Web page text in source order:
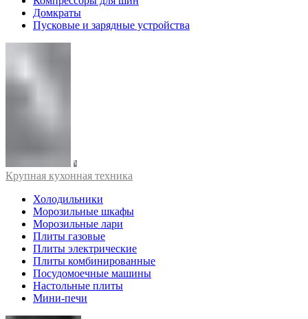
Домкраты
Пусковые и зарядные устройства
Крупная кухонная техника
Холодильники
Морозильные шкафы
Морозильные лари
Плиты газовые
Плиты электрические
Плиты комбинированные
Посудомоечные машины
Настольные плиты
Мини-печи